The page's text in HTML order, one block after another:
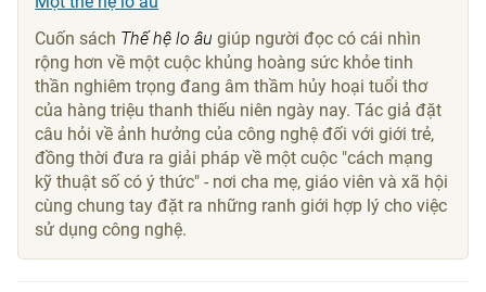
Cuốn sách Thế hệ lo âu giúp người đọc có cái nhìn
rộng hơn về một cuộc khủng hoàng sức khỏe tinh
thần nghiêm trọng đang âm thầm hủy hoại tuổi thơ
của hàng triệu thanh thiếu niên ngày nay. Tác giả đặt
câu hỏi về ảnh hưởng của công nghệ đối với giới trẻ,
đồng thời đưa ra giải pháp về một cuộc "cách mạng
kỹ thuật số có ý thức" - nơi cha mẹ, giáo viên và xã hội
cùng chung tay đặt ra những ranh giới hợp lý cho việc
sử dụng công nghệ.